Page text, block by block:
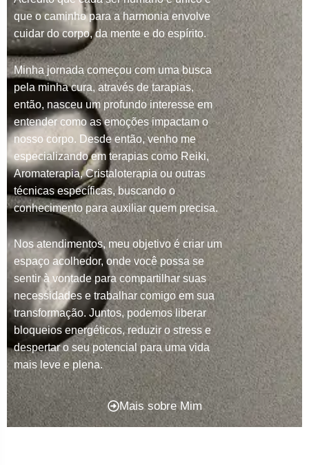
que o caminho para a harmonia envolve
cuidar do corpo, da mente e do espírito.
Minha jornada começou com uma busca
pela minha cura, através de tarapias,
então, nasceu um profundo interesse em
entender como as emoções impactam o
nosso corpo. Desde então, venho me
especializando em terapias como Reiki,
Aromaterapia, Cristaloterapia ou outras
técnicas específicas, buscando o
conhecimento para auxiliar quem precisa.
Nos atendimentos, meu objetivo é criar um
espaço acolhedor, onde você possa se
sentir à vontade para compartilhar suas
necessidades e trabalhar comigo em sua
transformação. Juntos, podemos liberar
bloqueios energéticos, reduzir o stress e
despertar o seu potencial para uma vida
mais leve e plena.
Mais sobre Mim